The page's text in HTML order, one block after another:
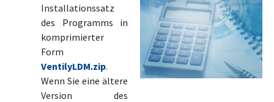
Installationssatz
des Programms in
komprimierter
Form
VentilyLDM.zip.
Wenn Sie eine ältere
Version des